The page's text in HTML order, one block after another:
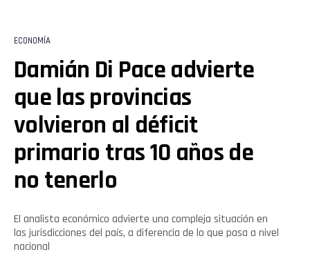
ECONOMÍA
Damián Di Pace advierte
que las provincias
volvieron al déficit
primario tras 10 años de
no tenerlo
El analista económico advierte una compleja situación en
las jurisdicciones del país, a diferencia de lo que pasa a nivel
nacional